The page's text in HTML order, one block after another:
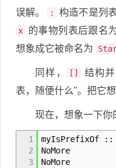
误解。
: 构造不是列
x 的事物列表后跟名
想象成它被命名为
同样， []
结构
表，随便什么"。把它
现在，想象一下你
1
2
3
myIsPrefixOf ::